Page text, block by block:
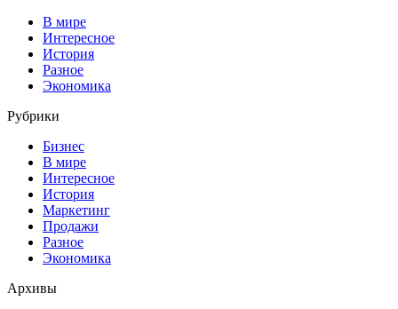
В мире
Интересное
История
Разное
Экономика
Рубрики
Бизнес
В мире
Интересное
История
Маркетинг
Продажи
Разное
Экономика
Архивы